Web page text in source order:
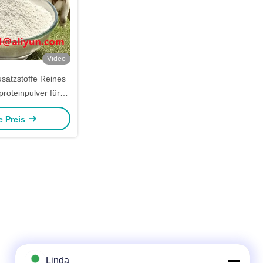
Video
Reines
für
Szenarien
Fisch, Garnelen,
Preis
Linda